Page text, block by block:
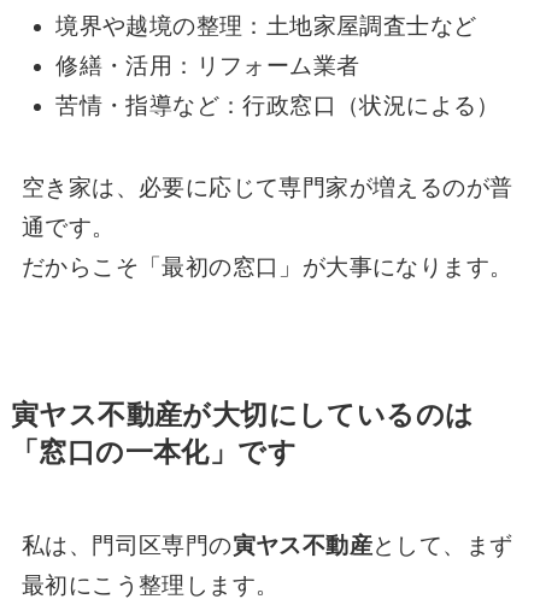
境界や越境の整理：土地家屋調査士など
修繕・活用：リフォーム業者
苦情・指導など：行政窓口（状況による）
空き家は、必要に応じて専門家が増えるのが普
通です。
だからこそ「最初の窓口」が大事になります。
寅ヤス不動産が大切にしているのは
「窓口の一本化」です
私は、門司区専門の寅ヤス不動産として、まず
最初にこう整理します。